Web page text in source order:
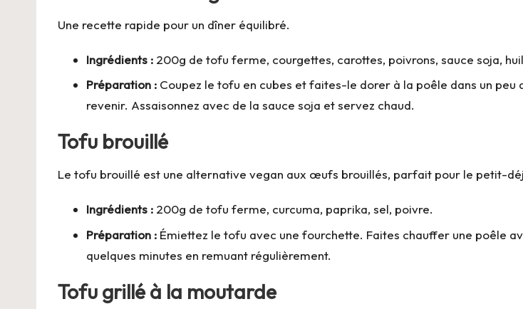
Une recette rapide pour un dîner équilibré.
Ingrédients : 200g de tofu ferme, courgettes, carottes, poivrons, sauce soja,
Préparation : Coupez le tofu en cubes et faites-le dorer à la poêle dans un
revenir. Assaisonnez avec de la sauce soja et servez chaud.
Tofu brouillé
Le tofu brouillé est une alternative vegan aux œufs brouillés, parfait pour le petit-
Ingrédients : 200g de tofu ferme, curcuma, paprika, sel, poivre.
Préparation : Émiettez le tofu avec une fourchette. Faites chauffer une poêle
quelques minutes en remuant régulièrement.
Tofu grillé à la moutarde